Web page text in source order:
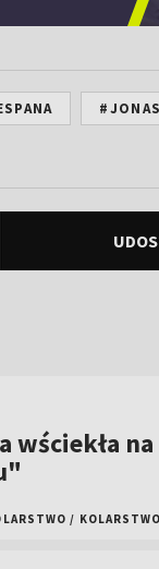
wściekła
/